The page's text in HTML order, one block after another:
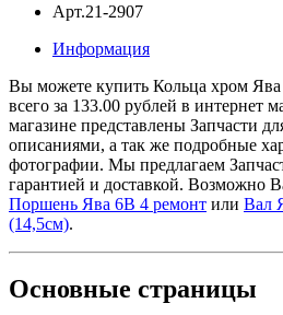
Арт.21-2907
Информация
Вы можете купить Кольца хром
всего за 133.00 рублей в интернет
магазине представлены Запчасти
описаниями, а так же подробные
фотографии. Мы предлагаем
гарантией и доставкой. Возможно
Поршень Ява 6В 4 ремонт или Вал
(14,5см).
Основные страницы